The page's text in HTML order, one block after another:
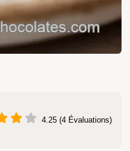
4.25 (4 Évaluations)